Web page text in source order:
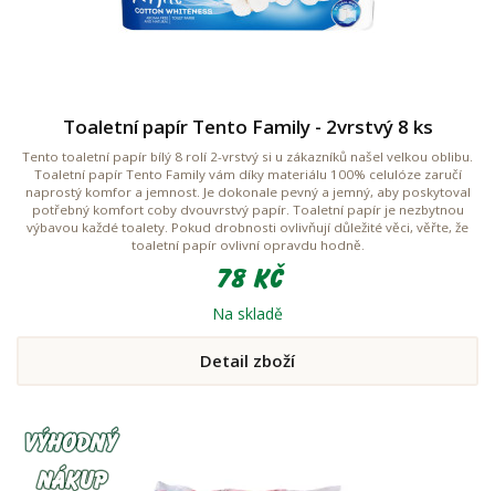
Toaletní papír Tento Family - 2vrstvý 8 ks
Tento toaletní papír bílý 8 rolí 2-vrstvý si u zákazníků našel velkou oblibu.
Toaletní papír Tento Family vám díky materiálu 100% celulóze zaručí
naprostý komfor a jemnost. Je dokonale pevný a jemný, aby poskytoval
potřebný komfort coby dvouvrstvý papír. Toaletní papír je nezbytnou
výbavou každé toalety. Pokud drobnosti ovlivňují důležité věci, věřte, že
toaletní papír ovlivní opravdu hodně.
78 Kč
Na skladě
Detail zboží